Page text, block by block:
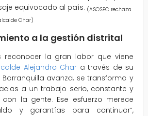
equivocado al país. (ASOSEC rechaza
Char)
a la gestión distrital
reconocer la gran labor que viene
Alejandro Char a través de su
avanza, se transforma y
a un trabajo serio, constante y
la gente. Ese esfuerzo merece
y garantías para continuar”,